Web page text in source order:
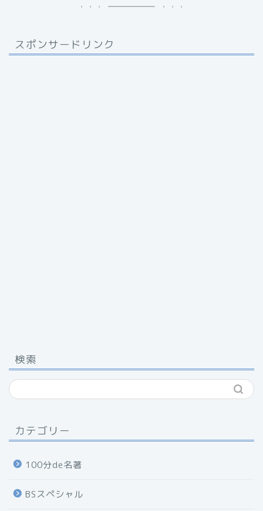
スポンサードリンク
検索
カテゴリー
100分de名著
BSスペシャル